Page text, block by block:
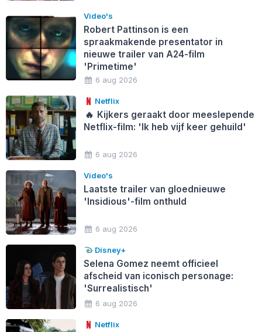
Video's
Robert Pattinson is een
spraakmakende presentator in
nieuwe trailer van A24-film
'Primetime'
6 aug 2026
Netflix
🔥 Kijkers geraakt door meeslepende
Netflix-film: 'Ik heb vijf keer gehuild'
6 aug 2026
Video's
Laatste trailer van gloednieuwe
'Insidious'-film onthuld
6 aug 2026
Disney+
Selena Gomez neemt officieel
afscheid van iconisch personage:
'Surrealistisch'
6 aug 2026
Netflix